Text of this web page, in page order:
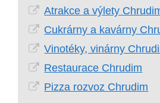
Atrakce a výlety
Cukrárny a kavárny
Vinotéky, vinárny
Restaurace Chrudim
Pizza rozvoz Chrudim